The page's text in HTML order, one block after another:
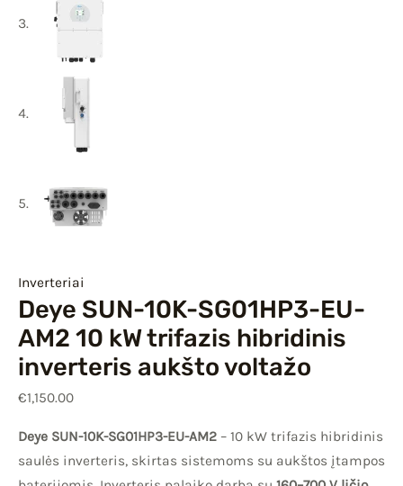
Inverteriai
Deye SUN-10K-SG01HP3-EU-
AM2 10 kW trifazis hibridinis
inverteris aukšto voltažo
€1,150.00
Deye SUN-10K-SG01HP3-EU-AM2 – 10 kW trifazis hibridinis
saulės inverteris, skirtas sistemoms su aukštos įtampos